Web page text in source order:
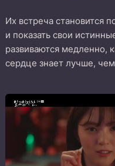
Их встреча становится
и показать свои
развиваются медленно,
сердце знает лучше,